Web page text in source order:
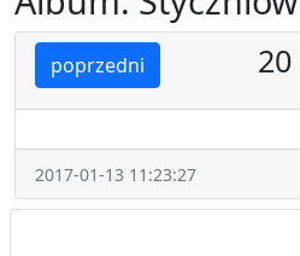
poprzedni 20
2017-01-13 11:23:27